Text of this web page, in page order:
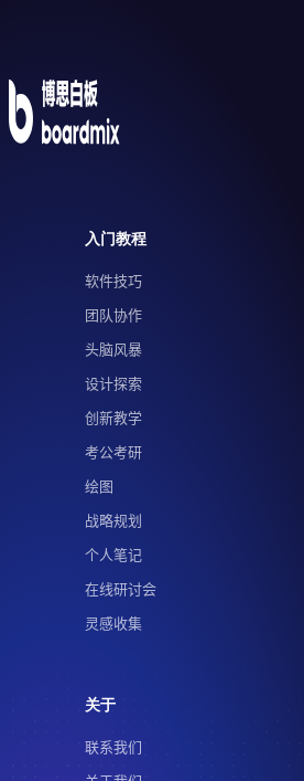
入门教程
软件技巧
团队协作
头脑风暴
设计探索
创新教学
考公考研
绘图
战略规划
个人笔记
在线研讨会
灵感收集
关于
联系我们